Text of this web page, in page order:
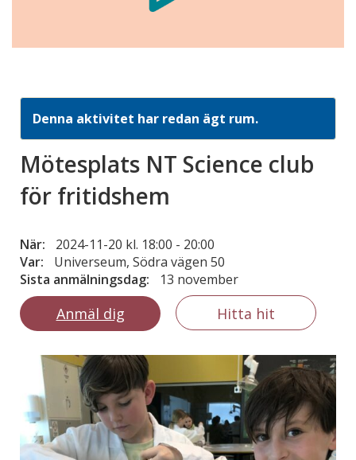
Denna aktivitet har redan ägt rum.
Mötesplats NT Science club
för fritidshem
När: 2024-11-20 kl. 18:00 - 20:00
Var:
Universeum, Södra vägen 50
Sista anmälningsdag:
13 november
Anmäl dig Hitta hit